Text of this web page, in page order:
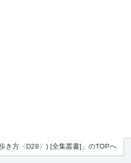
き方〈D28〉) [全集叢書]」のTOPへ